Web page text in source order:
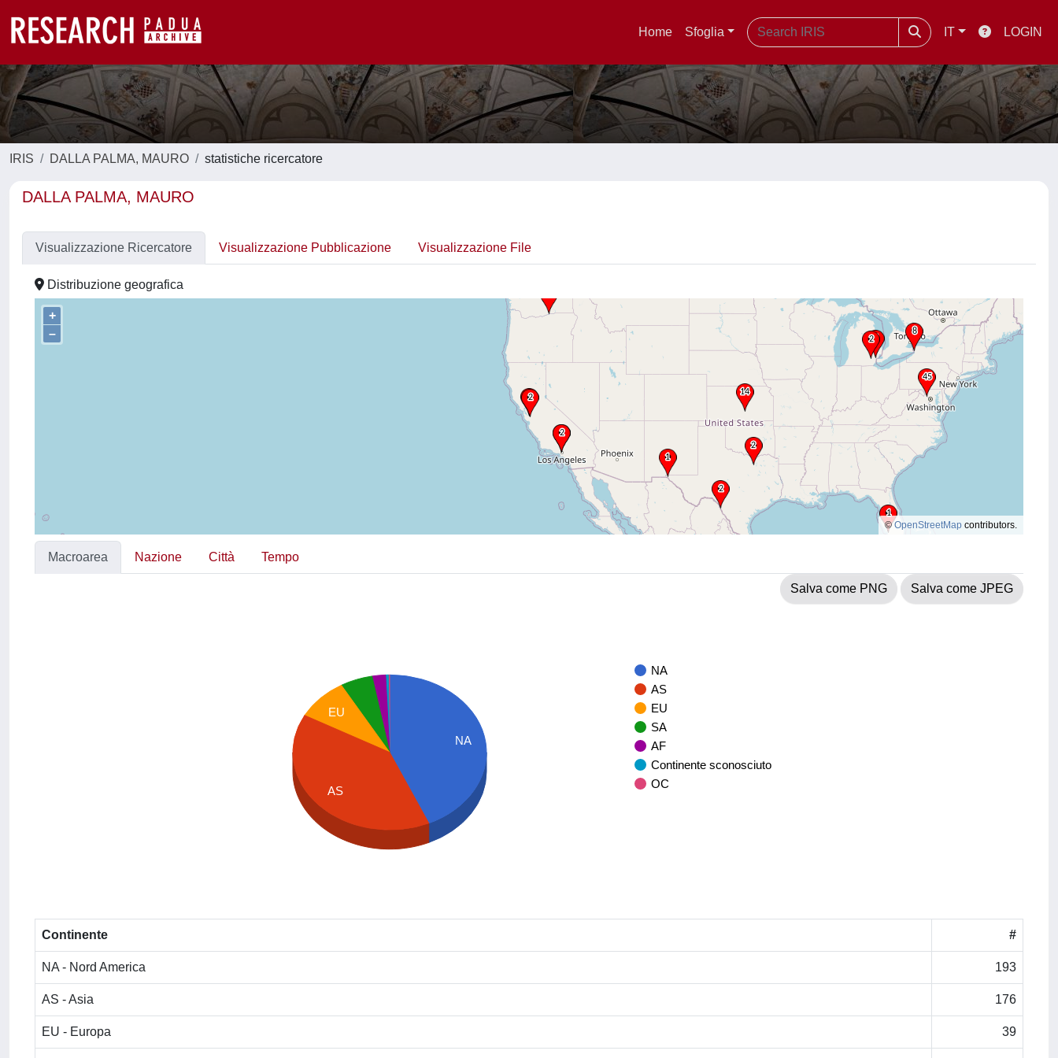
Home Sfoglia IT LOGIN
IRIS DALLA PALMA, MAURO statistiche ricercatore
DALLA PALMA, MAURO
Visualizzazione Ricercatore Visualizzazione Pubblicazione Visualizzazione File
Distribuzione geografica
+
–
©OpenStreetMap contributors.
Macroarea Nazione Città Tempo
Salva come PNG Salva come JPEG
NA
AS
EU
SA
AF
Continente sconosciuto
OC
NA
EU
AS
Continente #
NA - Nord America 193
AS - Asia 176
EU - Europa 39